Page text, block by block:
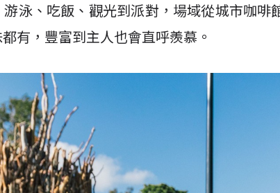
泳、吃飯、觀光到派對，場域從城市咖啡
有，豐富到主人也會直呼羨慕。